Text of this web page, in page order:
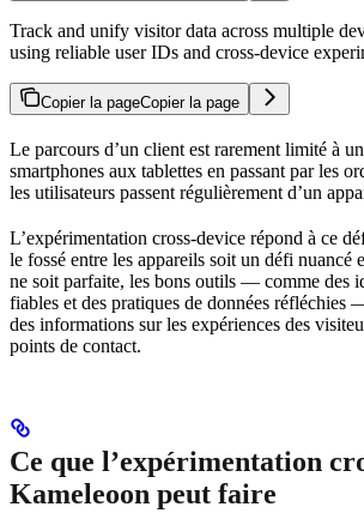
Track and unify visitor data across multiple
using reliable user IDs and cross-device
Copier la pageCopier la page
Le parcours d’un client est rarement limité à
smartphones aux tablettes en passant par les
les utilisateurs passent régulièrement d’un
L’expérimentation cross-device répond à ce
le fossé entre les appareils soit un défi nuancé
ne soit parfaite, les bons outils — comme des
fiables et des pratiques de données réfléchies
des informations sur les expériences des
points de contact.
Ce que l’expérimentation
Kameleoon peut faire